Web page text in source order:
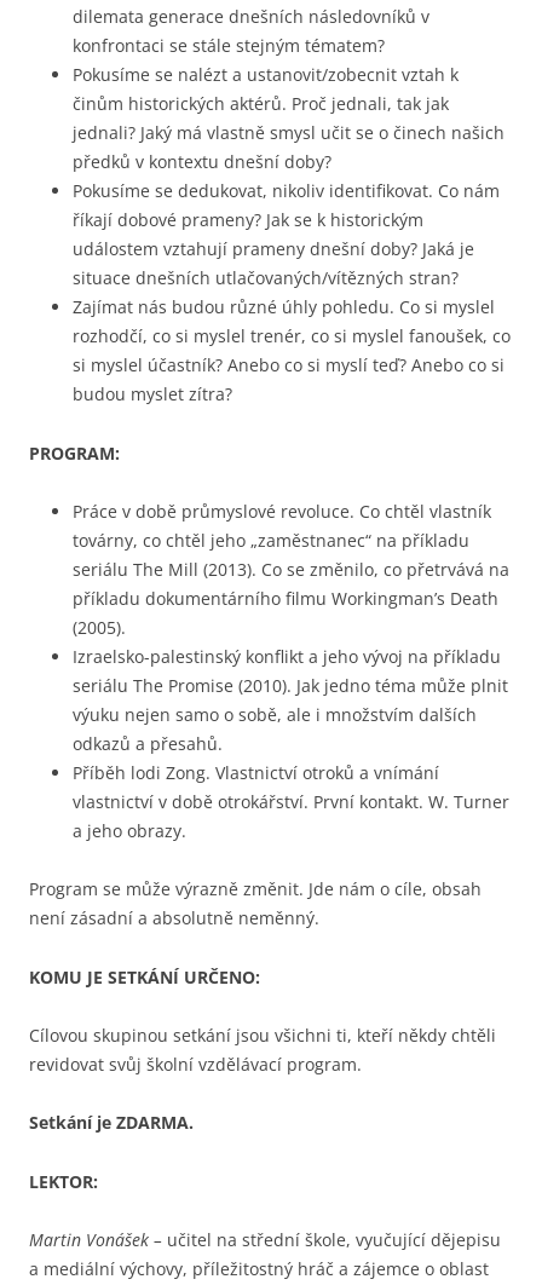
dilemata generace dnešních následovníků v
konfrontaci se stále stejným tématem?
Pokusíme se nalézt a ustanovit/zobecnit vztah k
činům historických aktérů. Proč jednali, tak jak
jednali? Jaký má vlastně smysl učit se o činech našich
předků v kontextu dnešní doby?
Pokusíme se dedukovat, nikoliv identifikovat. Co nám
říkají dobové prameny? Jak se k historickým
událostem vztahují prameny dnešní doby? Jaká je
situace dnešních utlačovaných/vítězných stran?
Zajímat nás budou různé úhly pohledu. Co si myslel
rozhodčí, co si myslel trenér, co si myslel fanoušek, co
si myslel účastník? Anebo co si myslí teď? Anebo co si
budou myslet zítra?
PROGRAM:
Práce v době průmyslové revoluce. Co chtěl vlastník
továrny, co chtěl jeho „zaměstnanec“ na příkladu
seriálu The Mill (2013). Co se změnilo, co přetrvává na
příkladu dokumentárního filmu Workingman’s Death
(2005).
Izraelsko-palestinský konflikt a jeho vývoj na příkladu
seriálu The Promise (2010). Jak jedno téma může plnit
výuku nejen samo o sobě, ale i množstvím dalších
odkazů a přesahů.
Příběh lodi Zong. Vlastnictví otroků a vnímání
vlastnictví v době otrokářství. První kontakt. W. Turner
a jeho obrazy.
Program se může výrazně změnit. Jde nám o cíle, obsah
není zásadní a absolutně neměnný.
KOMU JE SETKÁNÍ URČENO:
Cílovou skupinou setkání jsou všichni ti, kteří někdy chtěli
revidovat svůj školní vzdělávací program.
Setkání je ZDARMA.
LEKTOR:
Martin Vonášek – učitel na střední škole, vyučující dějepisu
a mediální výchovy, příležitostný hráč a zájemce o oblast